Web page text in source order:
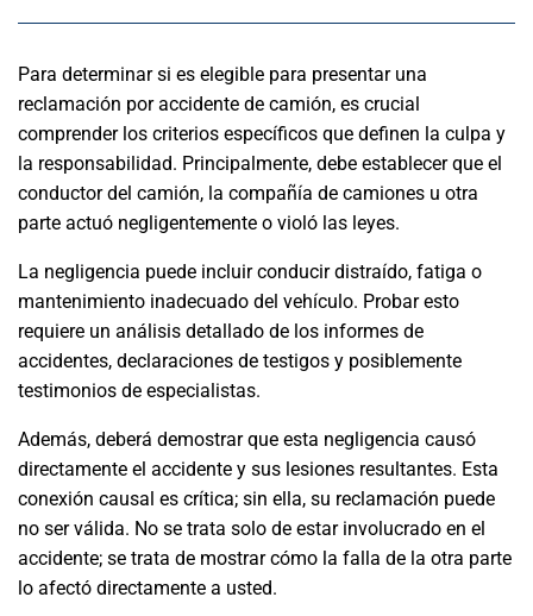
Para determinar si es elegible para presentar una
reclamación por accidente de camión, es crucial
comprender los criterios específicos que definen la culpa y
la responsabilidad. Principalmente, debe establecer que el
conductor del camión, la compañía de camiones u otra
parte actuó negligentemente o violó las leyes.
La negligencia puede incluir conducir distraído, fatiga o
mantenimiento inadecuado del vehículo. Probar esto
requiere un análisis detallado de los informes de
accidentes, declaraciones de testigos y posiblemente
testimonios de especialistas.
Además, deberá demostrar que esta negligencia causó
directamente el accidente y sus lesiones resultantes. Esta
conexión causal es crítica; sin ella, su reclamación puede
no ser válida. No se trata solo de estar involucrado en el
accidente; se trata de mostrar cómo la falla de la otra parte
lo afectó directamente a usted.